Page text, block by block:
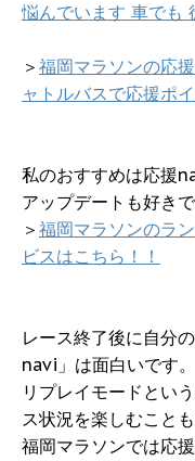
悩んでいます 車でも
＞ 福岡マラソンの応
ャトルバスで応援ポ
私のおすすめは応援
アップデートも好きで
＞ 福岡マラソンのラ
ビスはこちら！！
レース終了後に自分
navi」は面白いです。
リプレイモードとい
ス状況を楽しむことも
福岡マラソンでは応